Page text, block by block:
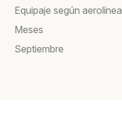
Equipaje según aerolínea
Meses
Septiembre